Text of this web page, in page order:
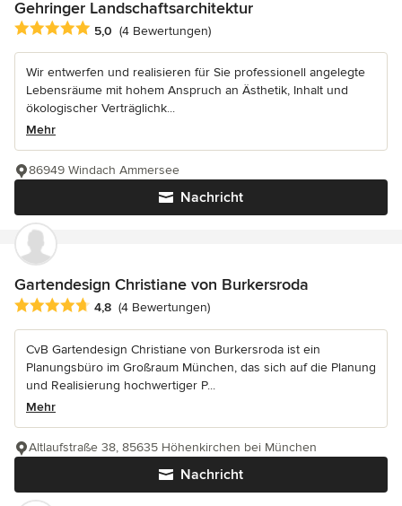
Gehringer Landschaftsarchitektur
Durchschnittliche Bewertung: 5 von 5 Sternen
5,0 (4 Bewertungen)
Wir entwerfen und realisieren für Sie professionell angelegte
Lebensräume mit hohem Anspruch an Ästhetik, Inhalt und
ökologischer Verträglichk...
Mehr
Nachricht
86949 Windach Ammersee
Gartendesign Christiane von Burkersroda
Durchschnittliche Bewertung: 4.8 von 5 Sternen
4,8 (4 Bewertungen)
CvB Gartendesign Christiane von Burkersroda ist ein
Planungsbüro im Großraum München, das sich auf die Planung
und Realisierung hochwertiger P...
Mehr
Nachricht
Altlaufstraße 38, 85635 Höhenkirchen bei München